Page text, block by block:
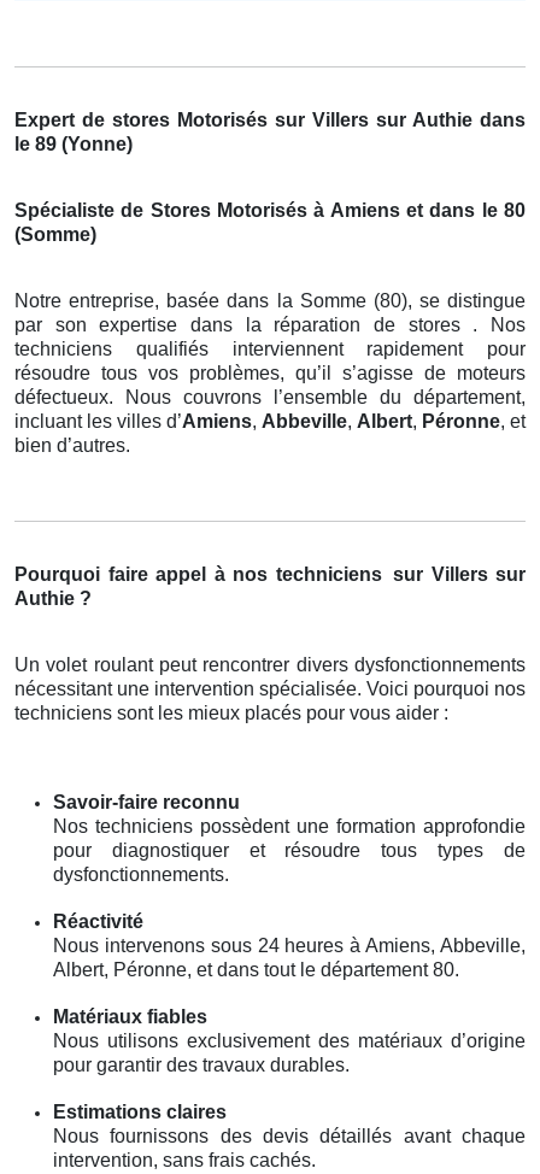
Expert de stores Motorisés sur Villers sur Authie dans
le 89 (Yonne)
Spécialiste de Stores Motorisés à Amiens et dans le 80
(Somme)
Notre entreprise, basée dans la Somme (80), se distingue
par son expertise dans la réparation de stores . Nos
techniciens qualifiés interviennent rapidement pour
résoudre tous vos problèmes, qu’il s’agisse de moteurs
défectueux. Nous couvrons l’ensemble du département,
incluant les villes d’Amiens, Abbeville, Albert, Péronne, et
bien d’autres.
Pourquoi faire appel à nos techniciens sur Villers sur
Authie ?
Un volet roulant peut rencontrer divers dysfonctionnements
nécessitant une intervention spécialisée. Voici pourquoi nos
techniciens sont les mieux placés pour vous aider :
Savoir-faire reconnu
Nos techniciens possèdent une formation approfondie
pour diagnostiquer et résoudre tous types de
dysfonctionnements.
Réactivité
Nous intervenons sous 24 heures à Amiens, Abbeville,
Albert, Péronne, et dans tout le département 80.
Matériaux fiables
Nous utilisons exclusivement des matériaux d’origine
pour garantir des travaux durables.
Estimations claires
Nous fournissons des devis détaillés avant chaque
intervention, sans frais cachés.